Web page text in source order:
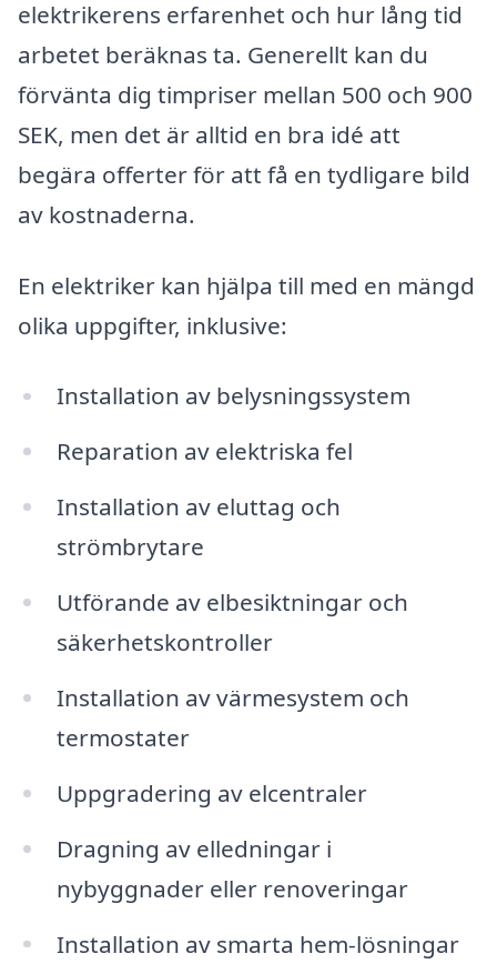
elektrikerens erfarenhet och hur lång tid
arbetet beräknas ta. Generellt kan du
förvänta dig timpriser mellan 500 och 900
SEK, men det är alltid en bra idé att
begära offerter för att få en tydligare bild
av kostnaderna.
En elektriker kan hjälpa till med en mängd
olika uppgifter, inklusive:
Installation av belysningssystem
Reparation av elektriska fel
Installation av eluttag och
strömbrytare
Utförande av elbesiktningar och
säkerhetskontroller
Installation av värmesystem och
termostater
Uppgradering av elcentraler
Dragning av elledningar i
nybyggnader eller renoveringar
Installation av smarta hem-lösningar